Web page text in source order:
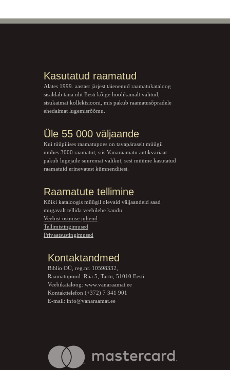
Kasutatud raamatud
Alates 1999. aastast järjest täienenud raamatukataloog
sisaldab täna üht Eesti kõige hoolikamalt valitud,
sisukaimat kollektsiooni, mis pakub raamatusõpradele
ehedaimat lugemisrõõmu.
Üle 55 000 väljaande
Kui tüüpilises raamatupoes on tavapäraselt müügil
umbes 3000 raamatut, siis Vanaraamatu antikvariaat
pakub lugejaile suuremat valikut, sest müüme kasutatud
raamatuid erinevatest kümnenditest.
Raamatute tellimine
Kõiki kataloogis müügil olevaid väljaandeid saad
mugavalt tellida veebilehe kaudu.
Veebist ostmise juhend
Tellimistingimused
Privaatsustingimused
Kontaktandmed
Biblio OÜ, reg.nr. 10598332,
Raamatupood: Riia 5, Tartu, 51010 Eesti
Veebikataloog: www.vanaraamat.ee
Kontakttelefon (+372) 7 341 901
E-mail: info@vanaraamat.ee